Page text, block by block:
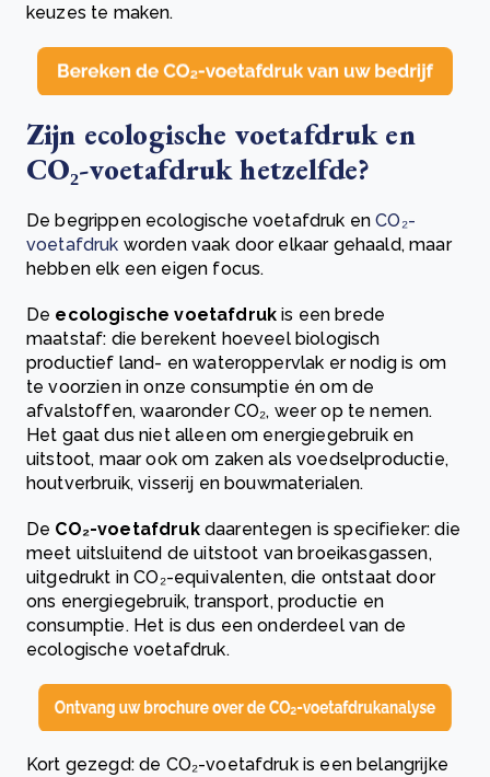
keuzes te maken.
Zijn ecologische voetafdruk en
CO₂-voetafdruk hetzelfde?
De begrippen ecologische voetafdruk enCO₂-
voetafdruk worden vaak door elkaar gehaald, maar
hebben elk een eigen focus.
De ecologische voetafdruk is een brede
maatstaf: die berekent hoeveel biologisch
productief land- en wateroppervlak er nodig is om
te voorzien in onze consumptie én om de
afvalstoffen, waaronder CO₂, weer op te nemen.
Het gaat dus niet alleen om energiegebruik en
uitstoot, maar ook om zaken als voedselproductie,
houtverbruik, visserij en bouwmaterialen.
De CO₂-voetafdrukdaarentegen is specifieker: die
meet uitsluitend de uitstoot van broeikasgassen,
uitgedrukt in CO₂-equivalenten, die ontstaat door
ons energiegebruik, transport, productie en
consumptie. Het is dus een onderdeel van de
ecologische voetafdruk.
Kort gezegd: de CO₂-voetafdruk is een belangrijke